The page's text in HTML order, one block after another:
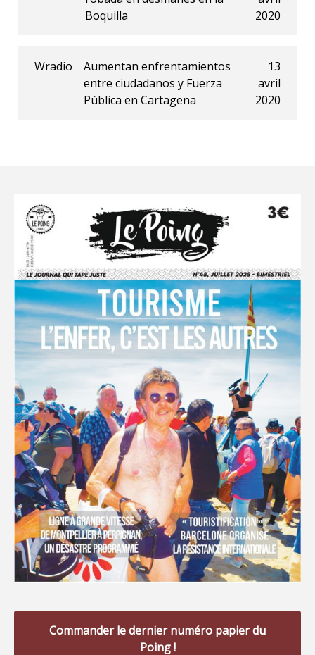
Boquilla
2020
Wradio
Aumentan enfrentamientos
entre ciudadanos y Fuerza
Pública en Cartagena
13
avril
2020
Commander le dernier numéro papier du
Poing !